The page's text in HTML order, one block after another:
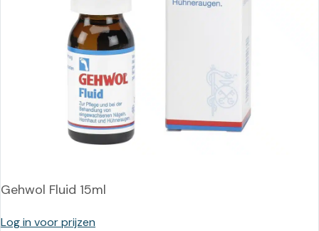
Gehwol Fluid 15ml
Log in voor prijzen